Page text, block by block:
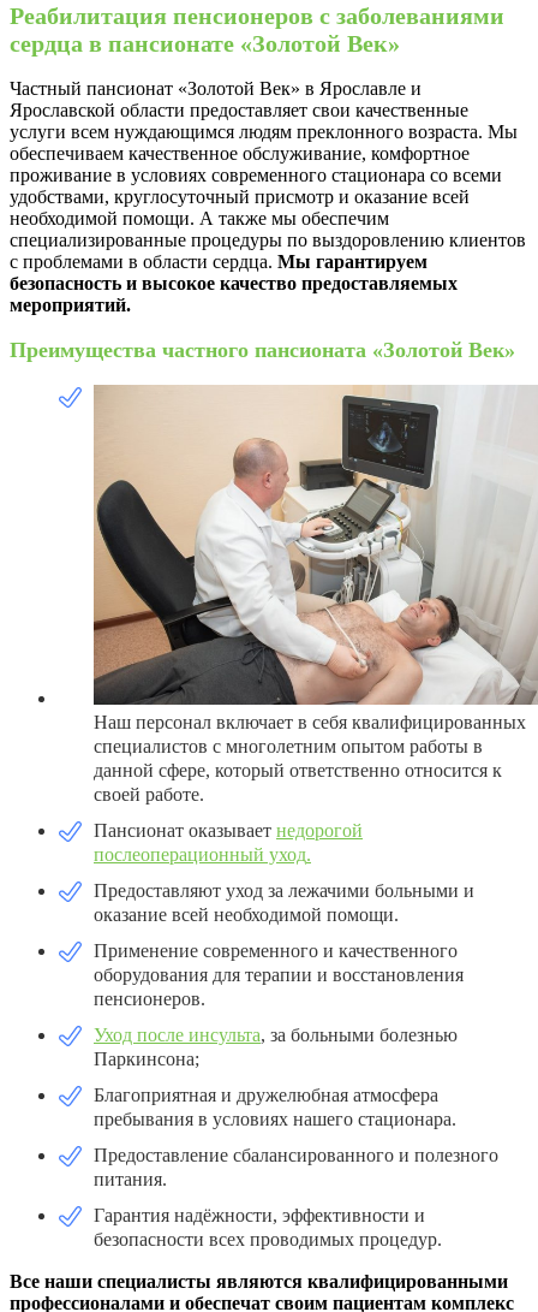
Реабилитация пенсионеров с заболеваниями
сердца в пансионате «Золотой Век»
Частный пансионат «Золотой Век» в Ярославле и
Ярославской области предоставляет свои качественные
услуги всем нуждающимся людям преклонного возраста. Мы
обеспечиваем качественное обслуживание, комфортное
проживание в условиях современного стационара со всеми
удобствами, круглосуточный присмотр и оказание всей
необходимой помощи. А также мы обеспечим
специализированные процедуры по выздоровлению клиентов
с проблемами в области сердца. Мы гарантируем
безопасность и высокое качество предоставляемых
мероприятий.
Преимущества частного пансионата «Золотой Век»
Наш персонал включает в себя квалифицированных
специалистов с многолетним опытом работы в
данной сфере, который ответственно относится к
своей работе.
Пансионат оказывает недорогой
послеоперационный уход.
Предоставляют уход за лежачими больными и
оказание всей необходимой помощи.
Применение современного и качественного
оборудования для терапии и восстановления
пенсионеров.
Уход после инсульта, за больными болезнью
Паркинсона;
Благоприятная и дружелюбная атмосфера
пребывания в условиях нашего стационара.
Предоставление сбалансированного и полезного
питания.
Гарантия надёжности, эффективности и
безопасности всех проводимых процедур.
Все наши специалисты являются квалифицированными
профессионалами и обеспечат своим пациентам комплекс